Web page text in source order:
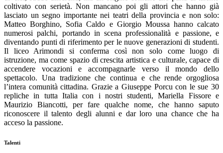
coltivato con serietà. Non mancano poi gli attori che hanno già
lasciato un segno importante nei teatri della provincia e non solo:
Matteo Borghino, Sofia Caldo e Giorgio Moussa hanno calcato
numerosi palchi, portando in scena professionalità e passione, e
diventando punti di riferimento per le nuove generazioni di studenti.
Il liceo Arimondi si conferma così non solo come luogo di
istruzione, ma come spazio di crescita artistica e culturale, capace di
accendere vocazioni e accompagnarle verso il mondo dello
spettacolo. Una tradizione che continua e che rende orgogliosa
l’intera comunità cittadina. Grazie a Giuseppe Porcu con le sue 30
repliche in tutta Italia con i nostri studenti, Mariella Fissore e
Maurizio Biancotti, per fare qualche nome, che hanno saputo
riconoscere il talento degli alunni e dar loro una chance che ha
acceso la passione.
Talenti